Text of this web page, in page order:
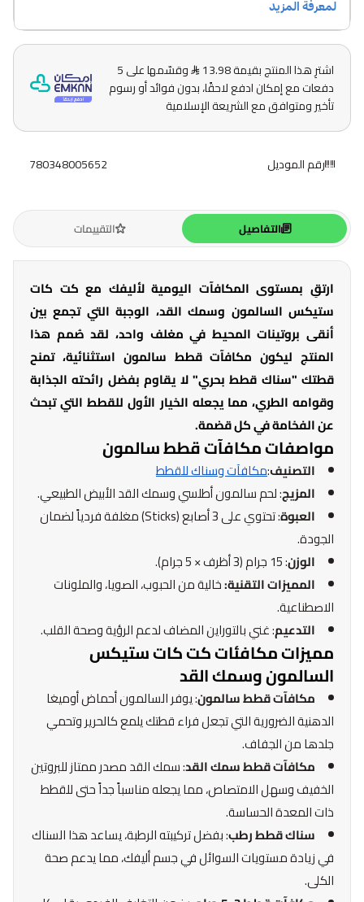
اشترِ هذا المنتج بقيمة 13.98
وقسّمها على 5
دفعات مع إمكان ادفع لاحقًا، بدون فوائد أو رسوم
تأخير ومتوافق مع الشريعة الإسلامية
رقم الموديل 780348005652
التفاصيل التقييمات
ارتقِ بمستوى المكافآت اليومية لأليفك مع كت كات
ستيكس السالمون وسمك القد، الوجبة التي تجمع بين
أنقى بروتينات المحيط في مغلف واحد، لقد صُمم هذا
المنتج ليكون مكافآت قطط سالمون استثنائية، تمنح
قطتك "سناك قطط بحري" لا يقاوم بفضل رائحته الجذابة
وقوامه الطري، مما يجعله الخيار الأول للقطط التي تبحث
عن الفخامة في كل قضمة.
مواصفات مكافآت قطط سالمون
التصنيف:مكافآت وسناك للقطط
المزيج: لحم سالمون أطلسي وسمك القد الأبيض الطبيعي.
العبوة
: تحتوي على 3 أصابع (Sticks) مغلفة فردياً لضمان
الجودة.
الوزن: 15 جرام (3 أظرف × 5 جرام).
المميزات التقنية:خالية من الحبوب، الصويا، والملونات
الاصطناعية.
التدعيم: غني بالتوراين المضاف لدعم الرؤية وصحة القلب.
مميزات مكافئات كت كات ستيكس
السالمون وسمك القد
مكافآت قطط سالمون: يوفر السالمون أحماض أوميغا
الدهنية الضرورية التي تجعل فراء قطتك يلمع كالحرير وتحمي
جلدها من الجفاف.
مكافآت قطط سمك القد: سمك القد مصدر ممتاز للبروتين
الخفيف وسهل الامتصاص، مما يجعله مناسباً جداً حتى للقطط
ذات المعدة الحساسة.
سناك قطط رطب: بفضل تركيبته الرطبة، يساعد هذا السناك
في زيادة مستويات السوائل في جسم أليفك، مما يدعم صحة
الكلى.